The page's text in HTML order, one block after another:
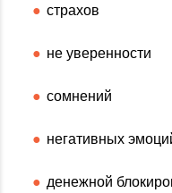
страхов
не уверенности
сомнений
негативных
денежной